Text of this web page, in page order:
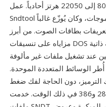
موقّع بدقة 8 بت، عادةً بمعدل 8000 إلى 22050 هرتز أحادياً. عمل
Sndtool كمسجل ومشغّل بسيط لأشكال الموجات، وكان يُوزّع غالباً
بطاقات الصوت. من أبرز
مزاياه على تنسيقات DOS الصوتية المنافسة هذه الترويسة ذاتية
عند تشغيل ملفات غير مألوفة
الوسائط المتعددة الموحدة.
الترميز، دون الحاجة لفك ضغط
وبأدنى حمل على معالجات 286 و386 في ذلك الوقت. خدمت